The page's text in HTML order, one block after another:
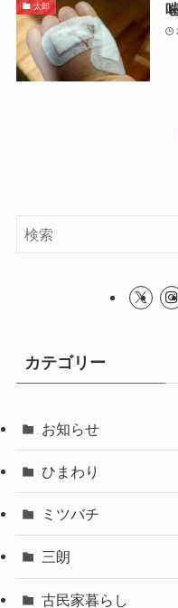
太郎
カテゴリー
お知らせ
ひまわり
ミツバチ
三朗
古民家暮らし